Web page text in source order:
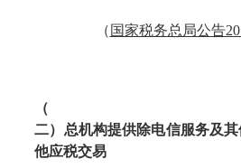
（ 国家税务总局公告
（
二）总机构提供除电信服务及
他应税交易